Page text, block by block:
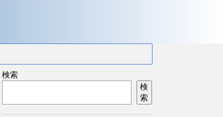
検索
検
索